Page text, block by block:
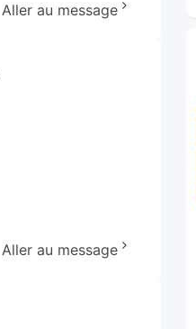
Aller au message
Aller au message